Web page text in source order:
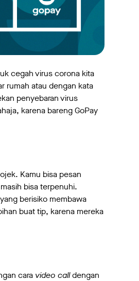
cegah virus corona kita
rumah atau dengan kata
penyebaran virus
karena bareng GoPay
Kamu bisa pesan
bisa terpenuhi.
berisiko membawa
buat tip, karena mereka
cara video calldengan